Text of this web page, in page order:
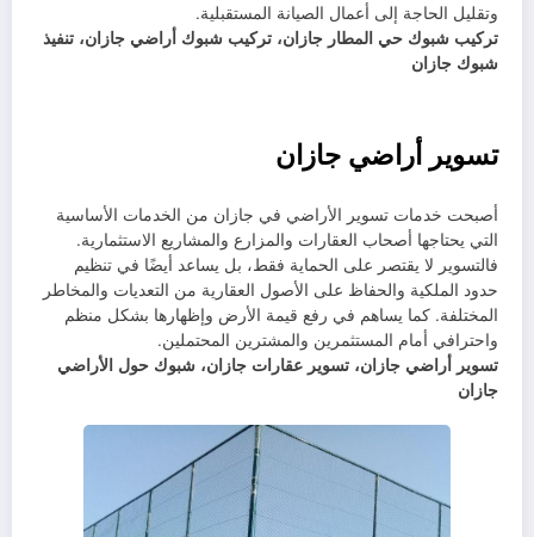
وتقليل الحاجة إلى أعمال الصيانة المستقبلية.
تركيب شبوك حي المطار جازان، تركيب شبوك أراضي جازان، تنفيذ
شبوك جازان
تسوير أراضي جازان
أصبحت خدمات تسوير الأراضي في جازان من الخدمات الأساسية
التي يحتاجها أصحاب العقارات والمزارع والمشاريع الاستثمارية.
فالتسوير لا يقتصر على الحماية فقط، بل يساعد أيضًا في تنظيم
حدود الملكية والحفاظ على الأصول العقارية من التعديات والمخاطر
المختلفة. كما يساهم في رفع قيمة الأرض وإظهارها بشكل منظم
واحترافي أمام المستثمرين والمشترين المحتملين.
تسوير أراضي جازان، تسوير عقارات جازان، شبوك حول الأراضي
جازان